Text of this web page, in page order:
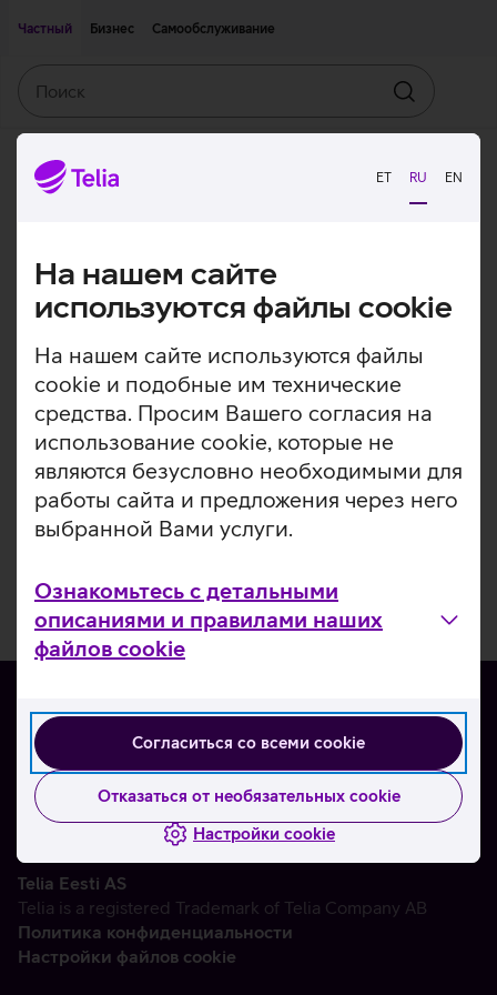
ET RU EN
На нашем сайте
используются файлы cookie
На нашем сайте используются файлы
cookie и подобные им технические
средства. Просим Вашего согласия на
использование cookie, которые не
являются безусловно необходимыми для
работы сайта и предложения через него
выбранной Вами услуги.
Ознакомьтесь с детальными
описаниями и правилами наших
файлов cookie
Согласиться со всеми cookie
Отказаться от необязательных cookie
Настройки cookie
Частный
Бизнес Самообслуживание
Искать
О нас
Контакты
Партнерам
Telia Eesti AS
Telia is a registered Trademark of Telia Company AB
Политика конфиденциальности
Настройки файлов cookie